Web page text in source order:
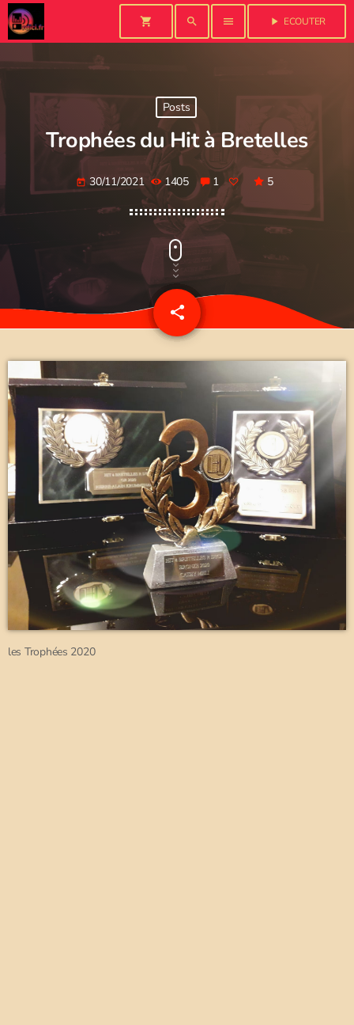
shopping_cart search menu play_arrow ECOUTER
Posts
Trophées du Hit à Bretelles
today 30/11/2021 1405 1 5
share
email
les Trophées 2020